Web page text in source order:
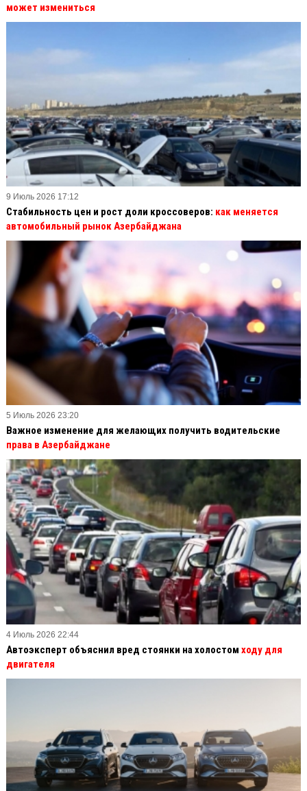
может измениться
9 Июль 2026 17:12
Стабильность цен и рост доли кроссоверов: как меняется
автомобильный рынок Азербайджана
5 Июль 2026 23:20
Важное изменение для желающих получить водительские
права в Азербайджане
4 Июль 2026 22:44
Автоэксперт объяснил вред стоянки на холостом ходу для
двигателя